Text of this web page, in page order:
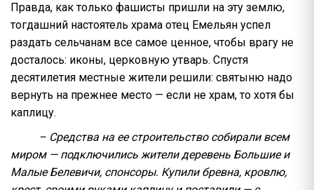
Правда, как только фашисты пришли на эту землю,
тогдашний настоятель храма отец Емельян успел
раздать сельчанам все самое ценное, чтобы врагу не
досталось: иконы, церковную утварь. Спустя
десятилетия местные жители решили: святыню надо
вернуть на прежнее место — если не храм, то хотя бы
каплицу.
– Средства на ее строительство собирали всем
миром — подключились жители деревень Большие и
Малые Белевичи, спонсоры. Купили бревна, кровлю,